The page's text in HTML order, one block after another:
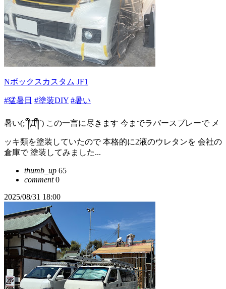
Nボックスカスタム JF1
#猛暑日 #塗装DIY #暑い
暑い(;´༎ຶД༎ຶ`) この一言に尽きます 今までラバースプレーで メ
ッキ類を塗装していたので 本格的に2液のウレタンを 会社の
倉庫で 塗装してみました...
thumb_up 65
comment0
2025/08/31 18:00